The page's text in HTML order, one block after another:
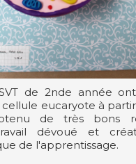
eucaryote à
de très bons
dévoué et
de l'apprentissage.